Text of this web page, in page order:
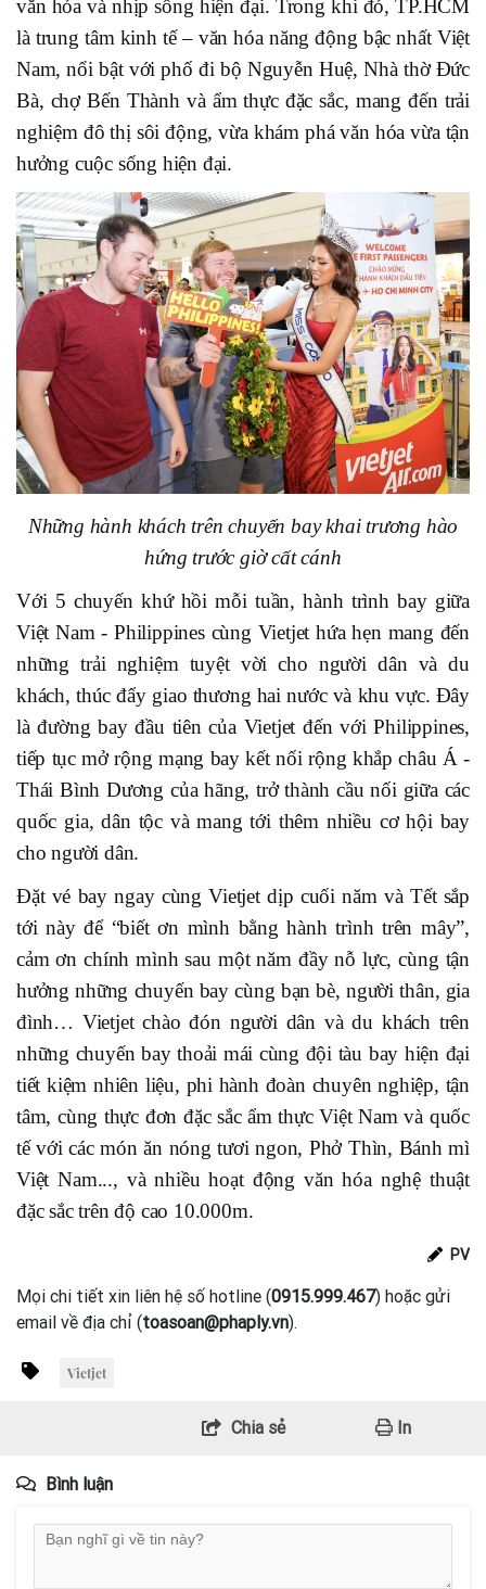
văn hóa và nhịp sống hiện đại. Trong khi đó, TP.HCM
là trung tâm kinh tế – văn hóa năng động bậc nhất Việt
Nam, nổi bật với phố đi bộ Nguyễn Huệ, Nhà thờ Đức
Bà, chợ Bến Thành và ẩm thực đặc sắc, mang đến trải
nghiệm đô thị sôi động, vừa khám phá văn hóa vừa tận
hưởng cuộc sống hiện đại.
Những hành khách trên chuyến bay khai trương hào
hứng trước giờ cất cánh
Với 5 chuyến khứ hồi mỗi tuần, hành trình bay giữa
Việt Nam - Philippines cùng Vietjet hứa hẹn mang đến
những trải nghiệm tuyệt vời cho người dân và du
khách, thúc đẩy giao thương hai nước và khu vực. Đây
là đường bay đầu tiên của Vietjet đến với Philippines,
tiếp tục mở rộng mạng bay kết nối rộng khắp châu Á -
Thái Bình Dương của hãng, trở thành cầu nối giữa các
quốc gia, dân tộc và mang tới thêm nhiều cơ hội bay
cho người dân.
Đặt vé bay ngay cùng Vietjet dịp cuối năm và Tết sắp
tới này để “biết ơn mình bằng hành trình trên mây”,
cảm ơn chính mình sau một năm đầy nỗ lực, cùng tận
hưởng những chuyến bay cùng bạn bè, người thân, gia
đình… Vietjet chào đón người dân và du khách trên
những chuyến bay thoải mái cùng đội tàu bay hiện đại
tiết kiệm nhiên liệu, phi hành đoàn chuyên nghiệp, tận
tâm, cùng thực đơn đặc sắc ẩm thực Việt Nam và quốc
tế với các món ăn nóng tươi ngon, Phở Thìn, Bánh mì
Việt Nam..., và nhiều hoạt động văn hóa nghệ thuật
đặc sắc trên độ cao 10.000m.
PV
Mọi chi tiết xin liên hệ số hotline (0915.999.467) hoặc gửi
email về địa chỉ (toasoan@phaply.vn).
Vietjet
Chia sẻ In
Bình luận